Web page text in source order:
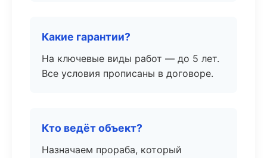
Какие гарантии?
На ключевые виды работ — до 5 лет.
Все условия прописаны в договоре.
Кто ведёт объект?
Назначаем прораба, который